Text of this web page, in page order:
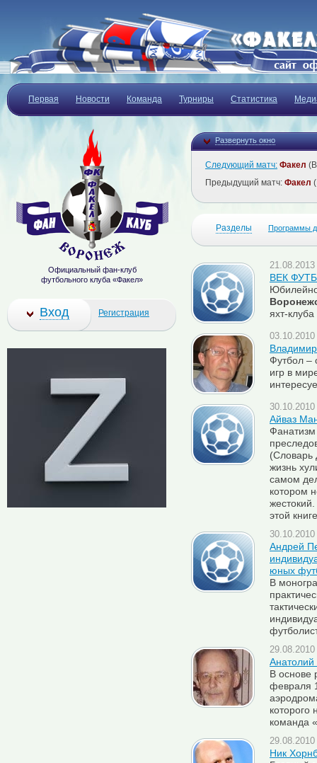
Первая Новости Команда Турниры Статистика
Развернуть окно
Следующий матч: Факел
Предыдущий матч: Факел
Разделы Программы
ВЕК
яхт-
Футбол –
игр в
Айваз
(Словарь
жизнь
самом
котором
этой
Андрей
юных
В
Анатолий
В основе
февраля
которого
команда
Ник
Официальный фан-клуб
футбольного клуба «Факел»
Вход Регистрация